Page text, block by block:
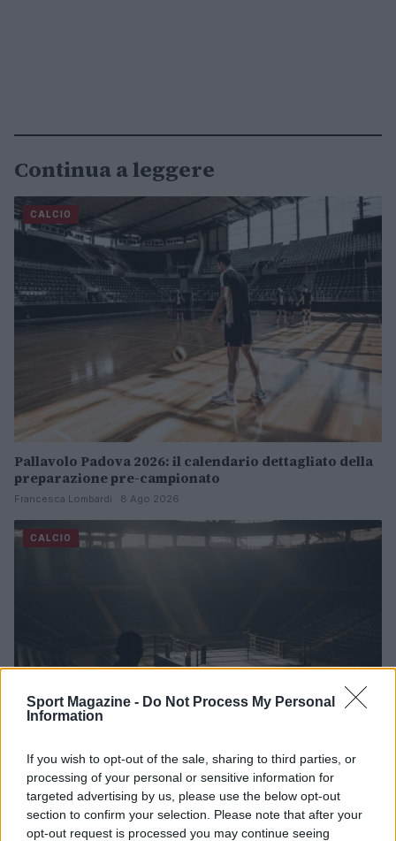
Sport Magazine - Do Not Process My Personal
Information
If you wish to opt-out of the sale, sharing to third parties, or
processing of your personal or sensitive information for
targeted advertising by us, please use the below opt-out
section to confirm your selection. Please note that after your
opt-out request is processed you may continue seeing
Continua a leggere
CALCIO
Pallavolo Padova 2026: il calendario dettagliato della
preparazione pre-campionato
Francesca Lombardi · 8 Ago 2026
CALCIO
Boxe: Callum Walsh preferisce Aaron McKenna a
Stephen McKenna per un match all’irlandese
Andrea Conforti · 8 Ago 2026